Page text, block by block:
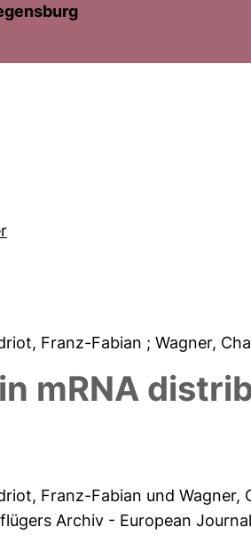
Franz-Fabian ; Wagner,
mRNA
Franz-Fabian und Wagner,
Archiv - European